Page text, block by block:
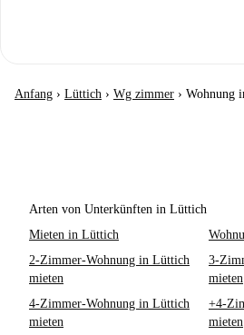
Anfang › Lüttich › Wg zimmer › Wohnung
Arten von Unterkünften in Lüttich
Mieten in Lüttich
2-Zimmer-Wohnung in Lüttich
mieten
3-
mieten
4-Zimmer-Wohnung in Lüttich
mieten
+4-
mieten